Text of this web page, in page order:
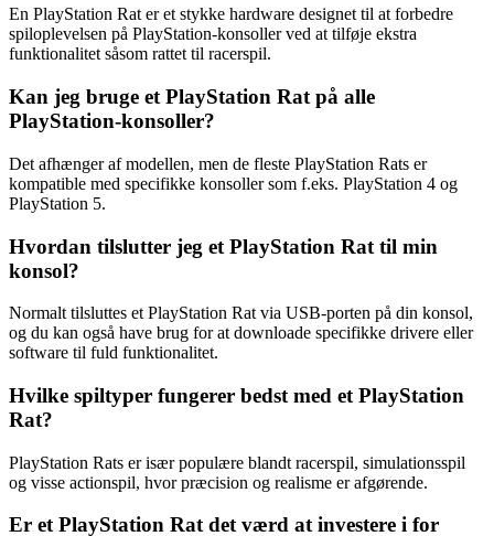
En PlayStation Rat er et stykke hardware designet til at forbedre
spiloplevelsen på PlayStation-konsoller ved at tilføje ekstra
funktionalitet såsom rattet til racerspil.
Kan jeg bruge et PlayStation Rat på alle
PlayStation-konsoller?
Det afhænger af modellen, men de fleste PlayStation Rats er
kompatible med specifikke konsoller som f.eks. PlayStation 4 og
PlayStation 5.
Hvordan tilslutter jeg et PlayStation Rat til min
konsol?
Normalt tilsluttes et PlayStation Rat via USB-porten på din konsol,
og du kan også have brug for at downloade specifikke drivere eller
software til fuld funktionalitet.
Hvilke spiltyper fungerer bedst med et PlayStation
Rat?
PlayStation Rats er især populære blandt racerspil, simulationsspil
og visse actionspil, hvor præcision og realisme er afgørende.
Er et PlayStation Rat det værd at investere i for